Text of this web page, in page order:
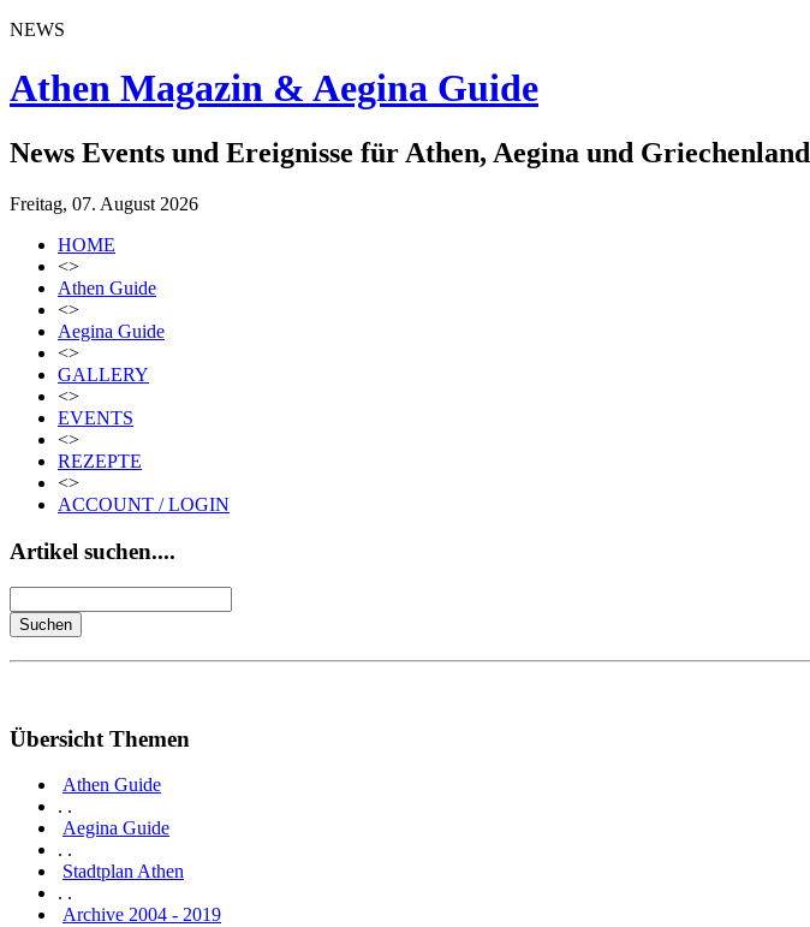
NEWS
Athen Magazin & Aegina Guide
News Events und Ereignisse für Athen, Aegina und Griechenland
Freitag, 07. August 2026
HOME
<>
Athen Guide
<>
Aegina Guide
<>
GALLERY
<>
EVENTS
<>
REZEPTE
<>
ACCOUNT / LOGIN
Artikel suchen....
Übersicht Themen
Athen Guide
. .
Aegina Guide
. .
Stadtplan Athen
. .
Archive 2004 - 2019